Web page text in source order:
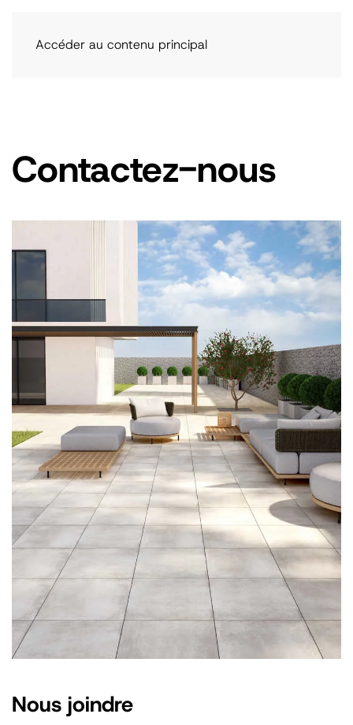
Accéder au contenu principal
Contactez-nous
Nous joindre